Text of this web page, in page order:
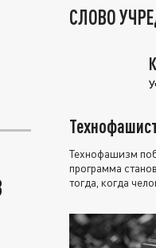
СЛОВО
Технофашизм
программа
тогда, когда